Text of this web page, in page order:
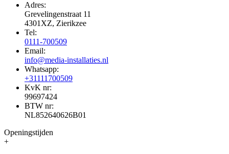
Adres:
Grevelingenstraat 11
4301XZ, Zierikzee
Tel:
0111-700509
Email:
info@media-installaties.nl
Whatsapp:
+31111700509
KvK nr:
99697424
BTW nr:
NL852640626B01
Openingstijden
+